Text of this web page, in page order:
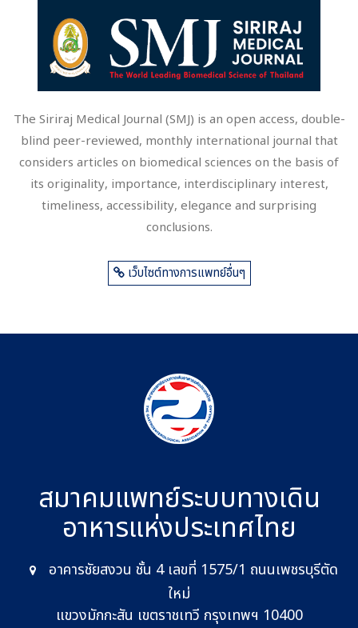
The Siriraj Medical Journal (SMJ) is an open access, double-
blind peer-reviewed, monthly international journal that
considers articles on biomedical sciences on the basis of
its originality, importance, interdisciplinary interest,
timeliness, accessibility, elegance and surprising
conclusions.
เว็บไซต์ทางการแพทย์อื่นๆ
สมาคมแพทย์ระบบทางเดิน
อาหารแห่งประเทศไทย
อาคารชัยสงวน ชั้น 4 เลขที่ 1575/1 ถนนเพชรบุรีตัด
ใหม่
แขวงมักกะสัน เขตราชเทวี กรุงเทพฯ 10400